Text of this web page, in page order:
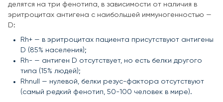
делятся на три фенотипа, в зависимости от наличия в
эритроцитах антигена с наибольшей иммуногенностью —
D:
Rh+ — в эритроцитах пациента присутствуют антигены
D (85% населения);
Rh- — антиген D отсутствует, но есть белки другого
типа (15% людей);
Rhnull — нулевой, белки резус-фактора отсутствуют
(самый редкий фенотип, 50-100 человек в мире).